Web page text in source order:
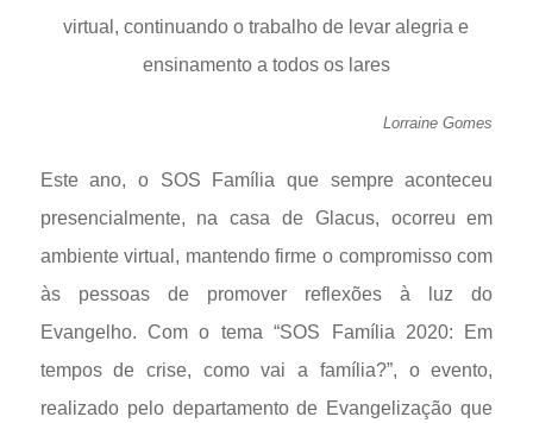
virtual, continuando o trabalho de levar alegria e
ensinamento a todos os lares
Lorraine Gomes
Este ano, o SOS Família que sempre aconteceu
presencialmente, na casa de Glacus, ocorreu em
ambiente virtual, mantendo firme o compromisso com
às pessoas de promover reflexões à luz do
Evangelho. Com o tema “SOS Família 2020: Em
tempos de crise, como vai a família?”, o evento,
realizado pelo departamento de Evangelização que